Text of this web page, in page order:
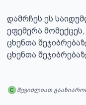
დამრჩეს ეს
ეფემერა
ცხენთა
ცხენთა
შეგიძლიათ